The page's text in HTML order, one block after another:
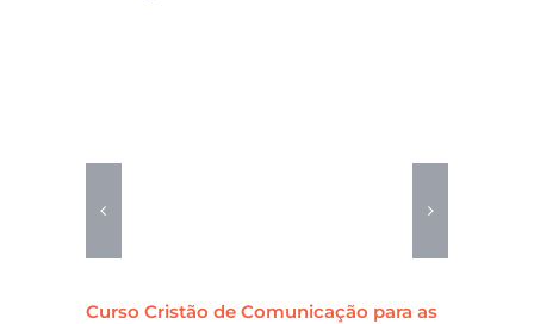
Curso Cristão de Comunicação para as